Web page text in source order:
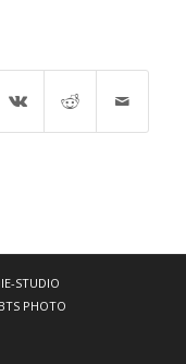
STUDIO
BTS PHOTO